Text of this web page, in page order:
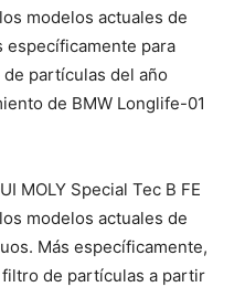
modelos actuales de
específicamente para
partículas del año
de BMW Longlife-01
MOLY Special Tec B FE
modelos actuales de
Más específicamente,
de partículas a partir